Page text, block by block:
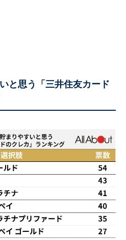
と思う「三井住友カード